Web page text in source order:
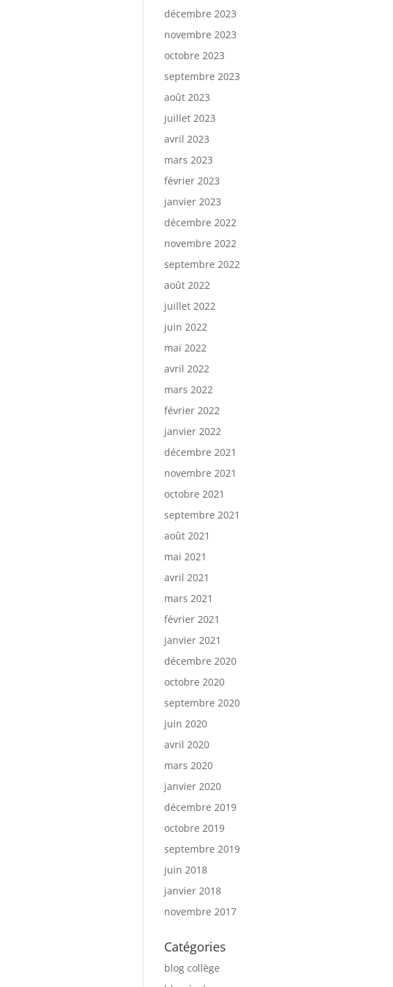
décembre 2023
novembre 2023
octobre 2023
septembre 2023
août 2023
juillet 2023
avril 2023
mars 2023
février 2023
janvier 2023
décembre 2022
novembre 2022
septembre 2022
août 2022
juillet 2022
juin 2022
mai 2022
avril 2022
mars 2022
février 2022
janvier 2022
décembre 2021
novembre 2021
octobre 2021
septembre 2021
août 2021
mai 2021
avril 2021
mars 2021
février 2021
janvier 2021
décembre 2020
octobre 2020
septembre 2020
juin 2020
avril 2020
mars 2020
janvier 2020
décembre 2019
octobre 2019
septembre 2019
juin 2018
janvier 2018
novembre 2017
Catégories
blog collège